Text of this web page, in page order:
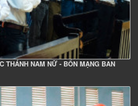
THÁNH NAM NỮ - BỔN MẠNG BAN